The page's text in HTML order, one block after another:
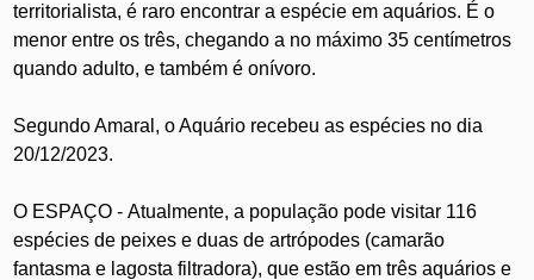
territorialista, é raro encontrar a espécie em aquários. É o
menor entre os três, chegando a no máximo 35 centímetros
quando adulto, e também é onívoro.
Segundo Amaral, o Aquário recebeu as espécies no dia
20/12/2023.
O ESPAÇO - Atualmente, a população pode visitar 116
espécies de peixes e duas de artrópodes (camarão
fantasma e lagosta filtradora), que estão em três aquários e